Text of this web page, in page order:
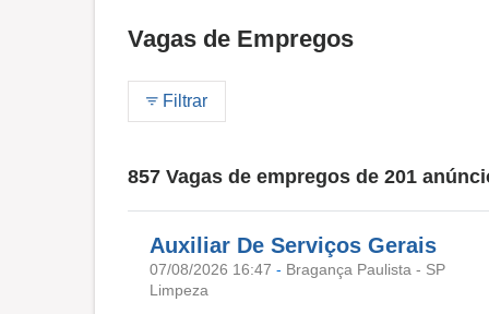
Vagas de Empregos
Filtrar
857 Vagas de empregos de 201
Auxiliar De Serviços Gerais
07/08/2026 16:47 - Bragança Paulista - SP
Limpeza